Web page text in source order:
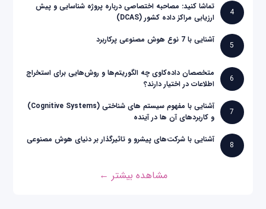
4
تماشا کنید: مصاحبه اختصاصی درباره پروژه شناسایی و پیش
ارزیابی مراکز داده کشور (DCAS)
5
آشنایی با 7 نوع هوش مصنوعی پرکاربرد
6
متخصصان داده‌کاوی چه الگوریتم‌ها و روش‌هایی برای استخراج
اطلاعات در اختیار دارند؟
7
آشنایی با مفهوم سیستم های شناختی (Cognitive Systems)
و کاربردهای آن ها در آینده
8
آشنایی با شرکت‌های پیشرو و تاثیرگذار بر دنیای هوش مصنوعی
مشاهده بیشتر ←